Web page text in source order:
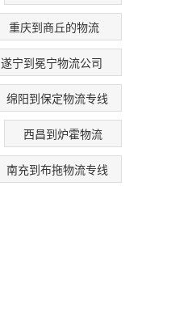
重庆到商丘的物流
遂宁到冕宁物流公司
绵阳到保定物流专线
西昌到炉霍物流
南充到布拖物流专线